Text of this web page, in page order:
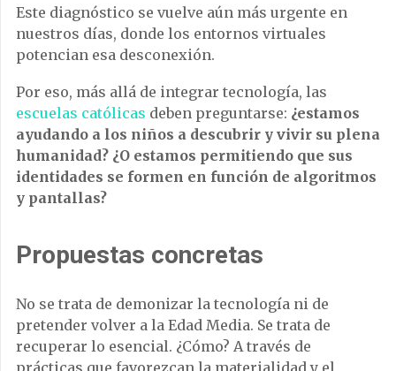
Este diagnóstico se vuelve aún más urgente en
nuestros días, donde los entornos virtuales
potencian esa desconexión.
Por eso, más allá de integrar tecnología, las
escuelas católicas deben preguntarse: ¿estamos
ayudando a los niños a descubrir y vivir su plena
humanidad? ¿O estamos permitiendo que sus
identidades se formen en función de algoritmos
y pantallas?
Propuestas concretas
No se trata de demonizar la tecnología ni de
pretender volver a la Edad Media. Se trata de
recuperar lo esencial. ¿Cómo? A través de
prácticas que favorezcan la materialidad y el